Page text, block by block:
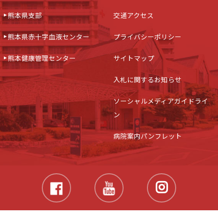
熊本県支部
熊本県赤十字血液センター
熊本健康管理センター
交通アクセス
プライバシーポリシー
サイトマップ
入札に関するお知らせ
ソーシャルメディアガイドライ
ン
病院案内パンフレット